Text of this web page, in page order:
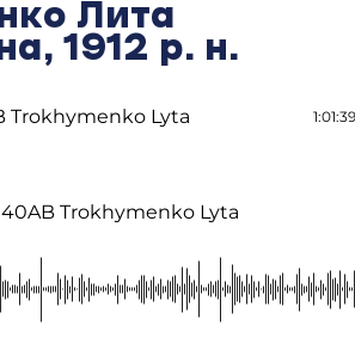
Лита
1912 р. н.
Trokhymenko Lyta 1:01:39
40AB Trokhymenko Lyta